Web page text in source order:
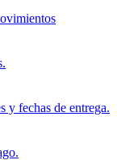
y fechas de entrega.